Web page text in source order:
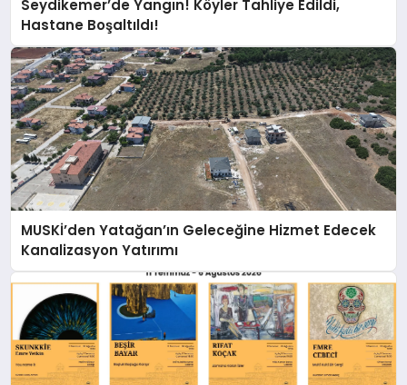
Seydikemer’de Yangın! Köyler Tahliye Edildi,
Hastane Boşaltıldı!
MUSKİ’den Yatağan’ın Geleceğine Hizmet Edecek
Kanalizasyon Yatırımı